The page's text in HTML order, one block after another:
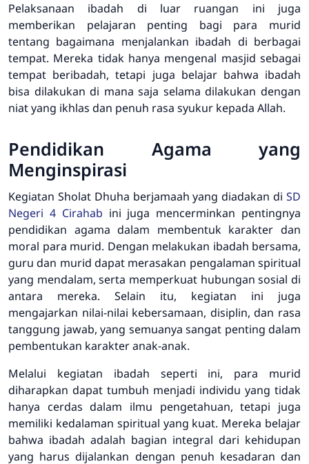
Pelaksanaan ibadah di luar ruangan ini juga
memberikan pelajaran penting bagi para murid
tentang bagaimana menjalankan ibadah di berbagai
tempat. Mereka tidak hanya mengenal masjid sebagai
tempat beribadah, tetapi juga belajar bahwa ibadah
bisa dilakukan di mana saja selama dilakukan dengan
niat yang ikhlas dan penuh rasa syukur kepada Allah.
Pendidikan Agama yang
Menginspirasi
Kegiatan Sholat Dhuha berjamaah yang diadakan di SD
Negeri 4 Cirahab ini juga mencerminkan pentingnya
pendidikan agama dalam membentuk karakter dan
moral para murid. Dengan melakukan ibadah bersama,
guru dan murid dapat merasakan pengalaman spiritual
yang mendalam, serta memperkuat hubungan sosial di
antara mereka. Selain itu, kegiatan ini juga
mengajarkan nilai-nilai kebersamaan, disiplin, dan rasa
tanggung jawab, yang semuanya sangat penting dalam
pembentukan karakter anak-anak.
Melalui kegiatan ibadah seperti ini, para murid
diharapkan dapat tumbuh menjadi individu yang tidak
hanya cerdas dalam ilmu pengetahuan, tetapi juga
memiliki kedalaman spiritual yang kuat. Mereka belajar
bahwa ibadah adalah bagian integral dari kehidupan
yang harus dijalankan dengan penuh kesadaran dan